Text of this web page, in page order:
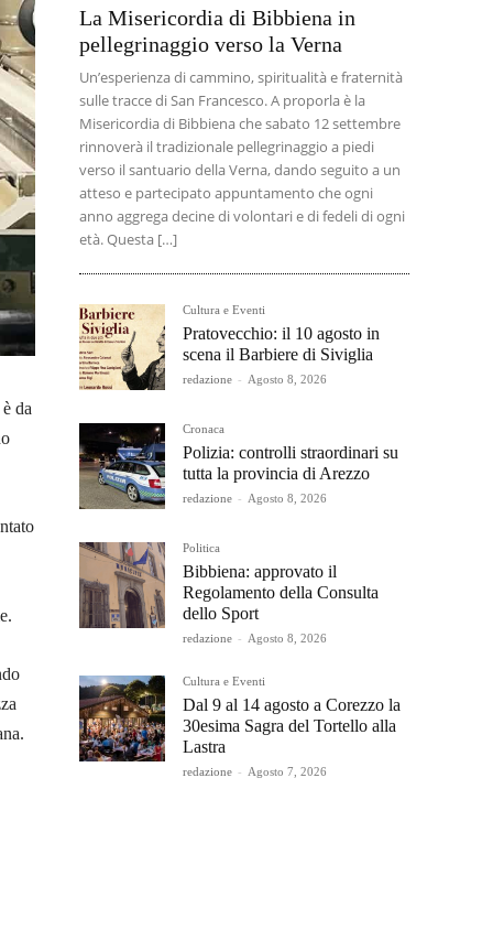
da
La Misericordia di Bibbiena in
pellegrinaggio verso la Verna
Un’esperienza di cammino, spiritualità e fraternità
sulle tracce di San Francesco. A proporla è la
Misericordia di Bibbiena che sabato 12 settembre
rinnoverà il tradizionale pellegrinaggio a piedi
verso il santuario della Verna, dando seguito a un
atteso e partecipato appuntamento che ogni
anno aggrega decine di volontari e di fedeli di ogni
età. Questa […]
Cultura e Eventi
Pratovecchio: il 10 agosto in
scena il Barbiere di Siviglia
redazione - Agosto 8, 2026
Cronaca
Polizia: controlli straordinari su
tutta la provincia di Arezzo
redazione - Agosto 8, 2026
Politica
Bibbiena: approvato il
Regolamento della Consulta
dello Sport
redazione - Agosto 8, 2026
Cultura e Eventi
Dal 9 al 14 agosto a Corezzo la
30esima Sagra del Tortello alla
Lastra
redazione - Agosto 7, 2026